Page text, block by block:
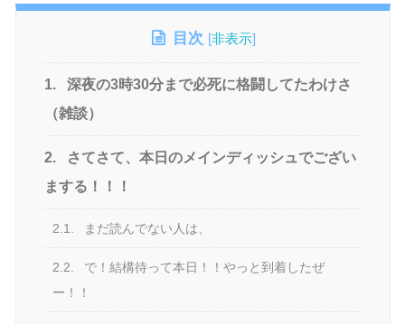
目次 [非表示]
1.
深夜の3時30分まで必死に格闘してたわけさ
（雑談）
2.
さてさて、本日のメインディッシュでござい
まする！！！
2.1. まだ読んでない人は、
2.2.
で！結構待って本日！！やっと到着したぜ
ー！！